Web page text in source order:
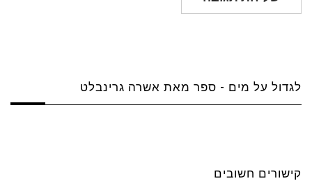
לגדול על מים - ספר מאת אשרה גרינבלט
קישורים חשובים